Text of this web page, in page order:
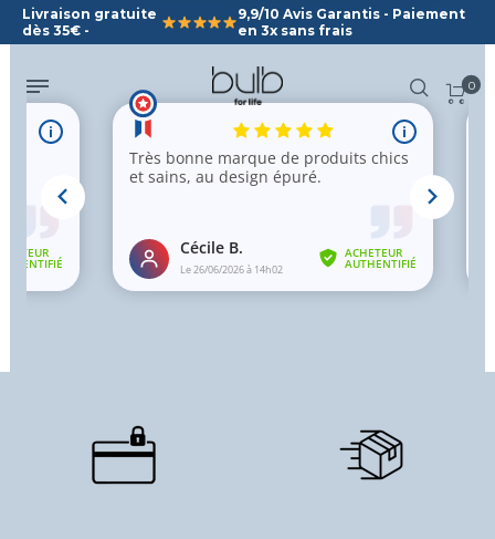
Livraison gratuite
dès 35€ -
9,9/10 Avis Garantis - Paiement
en 3x sans frais
0